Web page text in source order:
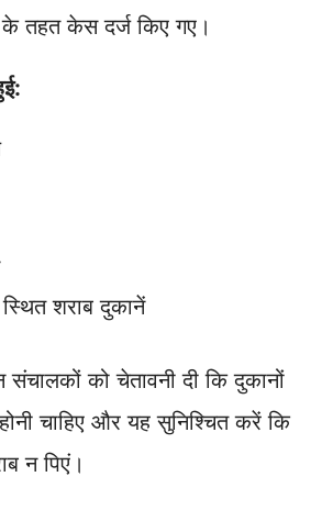
तहत केस दर्ज किए गए।
शराब दुकानें
संचालकों को चेतावनी दी कि दुकानों
चाहिए और यह सुनिश्चित करें कि
न पिएं।